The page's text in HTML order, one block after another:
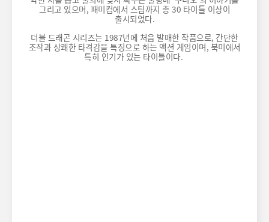
그리고 있으며, 패미컴에서 스팀까지 총 30 타이틀 이상이
출시되었다.
더블 드래곤 시리즈는 1987년에 처음 발매한 작품으로, 간단한
조작과 상쾌한 타격감을 특징으로 하는 액션 게임이며, 북미에서
특히 인기가 있는 타이틀이다.